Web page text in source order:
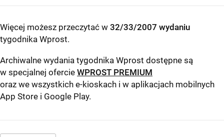
Więcej możesz przeczytać w 32/33/2007 wydaniu
tygodnika Wprost.
Archiwalne wydania tygodnika Wprost dostępne są
w specjalnej ofercie WPROST PREMIUM
oraz we wszystkich e-kioskach i w aplikacjach mobilnych
App Store i Google Play.